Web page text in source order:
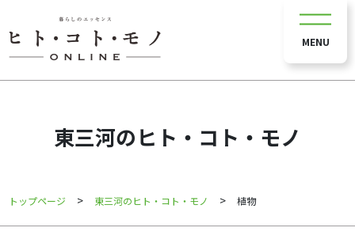
MENU
東三河のヒト・コト・モノ
トップページ > 東三河のヒト・コト・モノ > 植物